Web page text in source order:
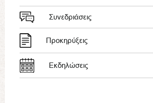
Συνεδριάσεις
Προκηρύξεις
Εκδηλώσεις